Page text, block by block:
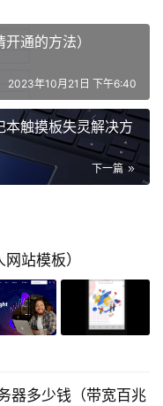
通的方法）
2023年10月21日 下午6:40
触摸板失灵解决方
下一篇
站模板）
器多少钱（带宽百兆